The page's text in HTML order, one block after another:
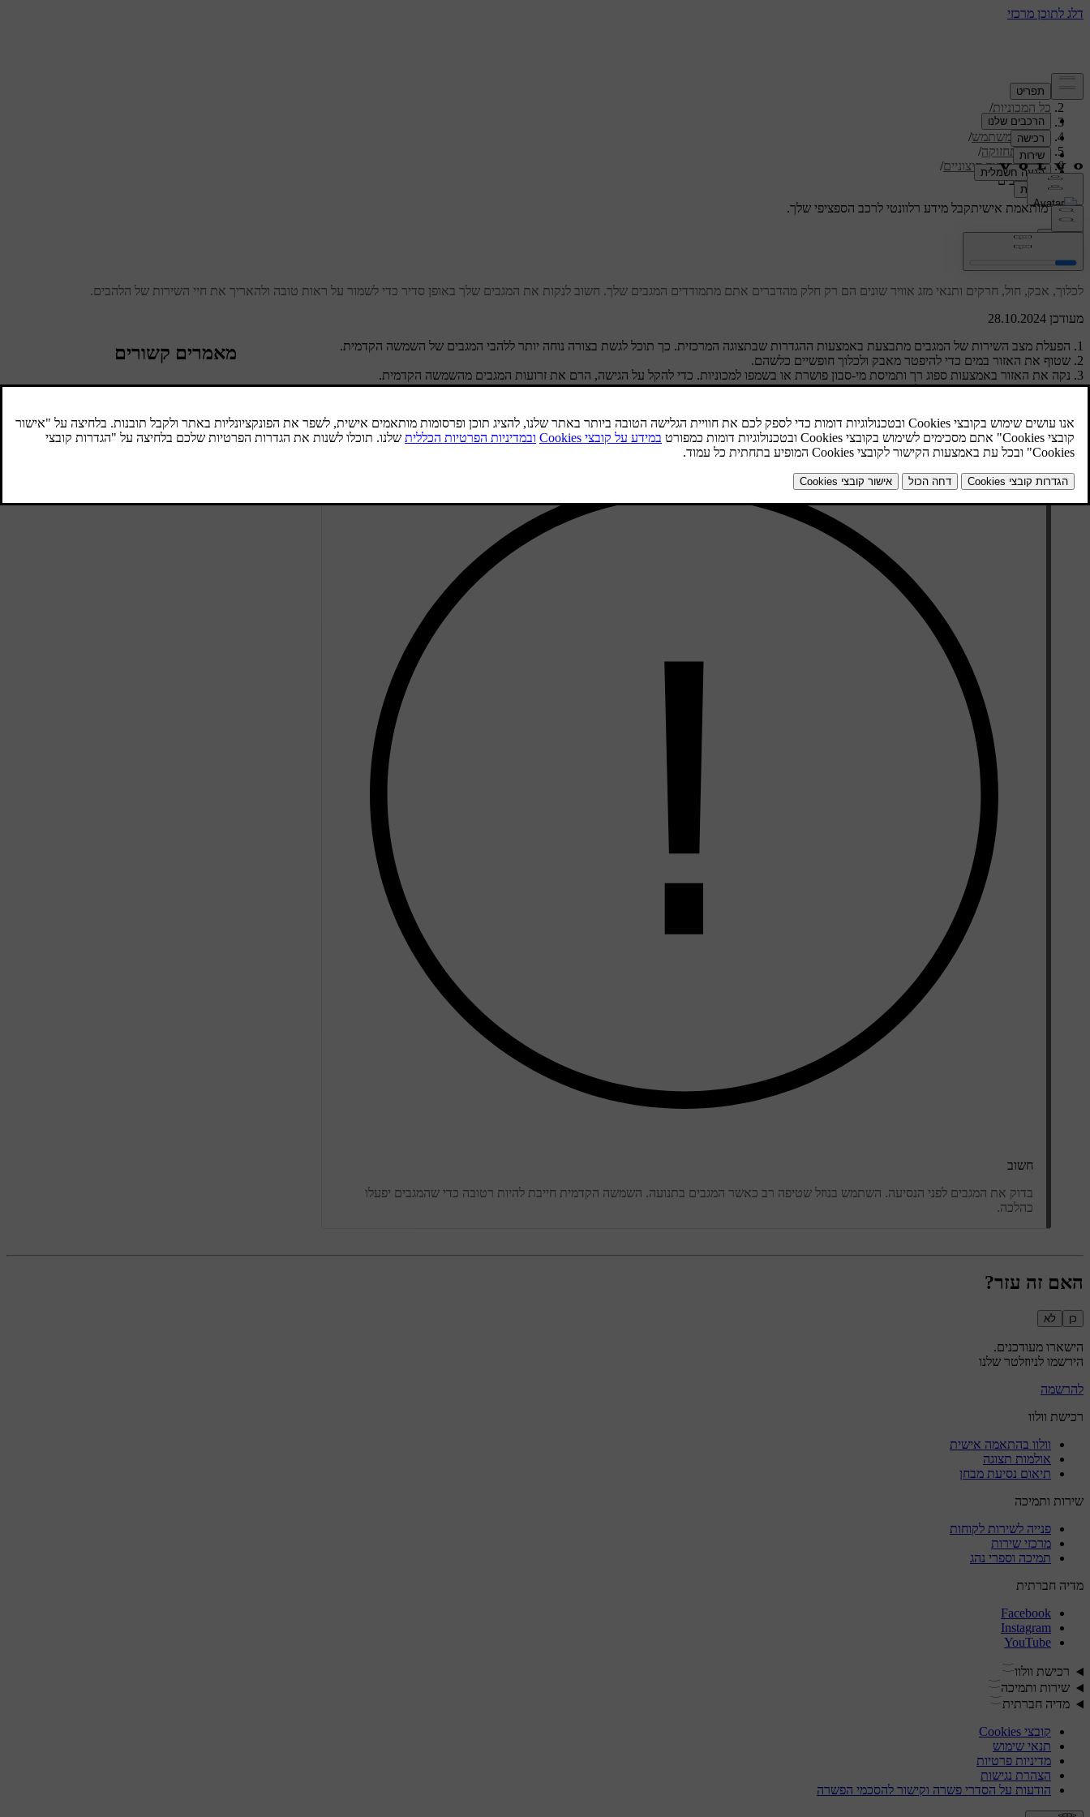
תמיכה/
כל המכוניות/
XC60 2026
/
מדריך למשתמש/
טיפול ותחזוקה/
ניקוי וטיפוח חיצוניים/
ניקוי מגבים
תמיכה מותאמת אישיתקבל מידע רלוונטי לרכב הספציפי שלך.
מעודכן 28.10.2024
ניקוי מגבים
לכלוך, אבק, חול, חרקים ותנאי מזג אוויר שונים הם רק חלק מהדברים אתם מתמודדים המגבים שלך. חשוב לנקות את המגבים שלך באופן סדיר כדי לשמור על ראות טובה ולהאריך את חיי השירות של הלהבים.
הפעלת מצב השירות של המגבים מתבצעת באמצעות ההגדרות שבתצוגה המרכזית. כך תוכל לגשת בצורה נוחה יותר ללהבי המגבים של השמשה הקדמית.
שטוף את האזור במים כדי להיפטר מאבק ולכלוך חופשיים כלשהם.
נקה את האזור באמצעות ספוג רך ותמיסת מי-סבון פושרת או בשמפו למכוניות. כדי להקל על הגישה, הרם את זרועות המגבים מהשמשה הקדמית.
ייבש את המגבים באמצעות מטלית נקייה ורכה.
חשוב
בדוק את המגבים לפני הנסיעה. השתמש בנוזל שטיפה רב כאשר המגבים בתנועה. השמשה הקדמית חייבת להיות רטובה כדי שהמגבים יפעלו
כהלכה.
מאמרים קשורים
במצב השירות של המגבים אפשר לנקות את
האם זה עזר?
כן לא